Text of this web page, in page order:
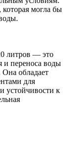
могла бы
литров — это
и переноса воды
обладает
для
устойчивости к